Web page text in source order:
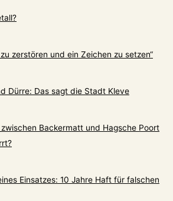
zerstören und ein Zeichen zu setzen“
Dürre: Das sagt die Stadt Kleve
Backermatt und Hagsche Poort
Einsatzes: 10 Jahre Haft für falschen